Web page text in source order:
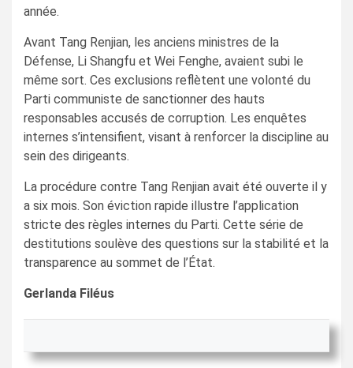
année.
Avant Tang Renjian, les anciens ministres de la
Défense, Li Shangfu et Wei Fenghe, avaient subi le
même sort. Ces exclusions reflètent une volonté du
Parti communiste de sanctionner des hauts
responsables accusés de corruption. Les enquêtes
internes s’intensifient, visant à renforcer la discipline au
sein des dirigeants.
La procédure contre Tang Renjian avait été ouverte il y
a six mois. Son éviction rapide illustre l’application
stricte des règles internes du Parti. Cette série de
destitutions soulève des questions sur la stabilité et la
transparence au sommet de l’État.
Gerlanda Filéus